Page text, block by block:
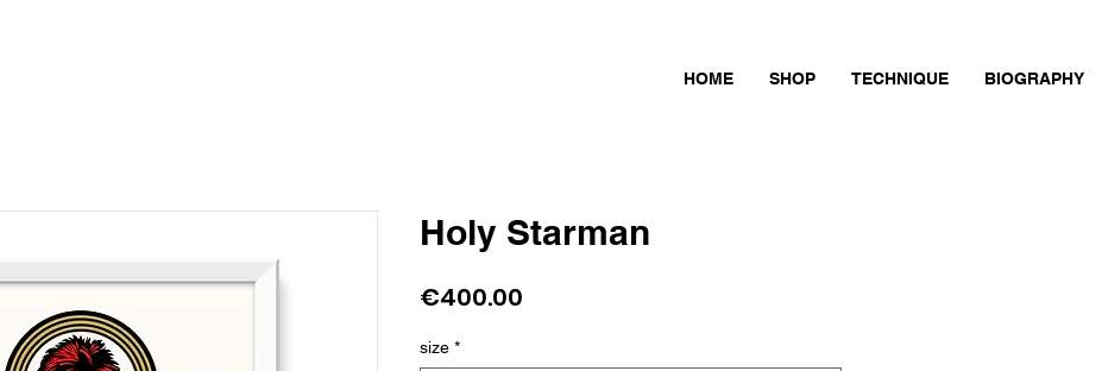
HOME SHOP TECHNIQUE BIOGRAPHY
Holy Starman
€400.00
size *